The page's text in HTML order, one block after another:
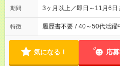
期間 3ヶ月以上／即日～11月6日
特徴 履歴書不要 / 40～50代活躍
気になる！ 応